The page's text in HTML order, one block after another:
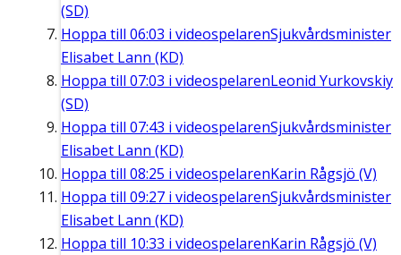
(SD)
Hoppa till 06:03 i videospelarenSjukvårdsminister
Elisabet Lann (KD)
Hoppa till 07:03 i videospelarenLeonid Yurkovskiy
(SD)
Hoppa till 07:43 i videospelarenSjukvårdsminister
Elisabet Lann (KD)
Hoppa till 08:25 i videospelarenKarin Rågsjö (V)
Hoppa till 09:27 i videospelarenSjukvårdsminister
Elisabet Lann (KD)
Hoppa till 10:33 i videospelarenKarin Rågsjö (V)